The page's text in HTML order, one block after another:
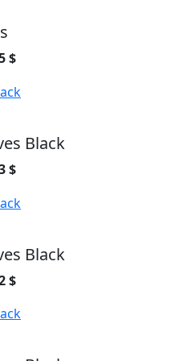
$
Black
$
Black
$